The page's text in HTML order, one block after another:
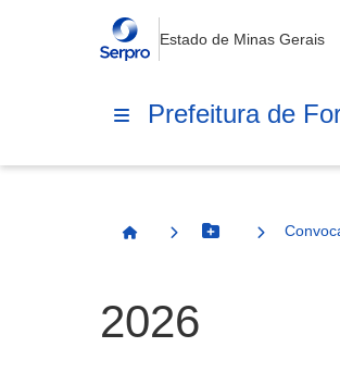
Estado de Minas Gerais
Prefeitura de
Página InicialBotão Menu
2026